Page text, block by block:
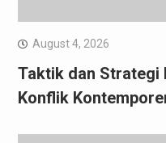
August 4, 2026
Taktik dan Strategi
Konflik